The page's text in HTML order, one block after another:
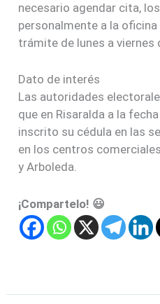
necesario agendar cita,
personalmente a la oficina
trámite de lunes a viernes
Dato de interés
Las autoridades
que en Risaralda a la
inscrito su cédula en las
en los centros
y Arboleda.
¡Compartelo! 😃